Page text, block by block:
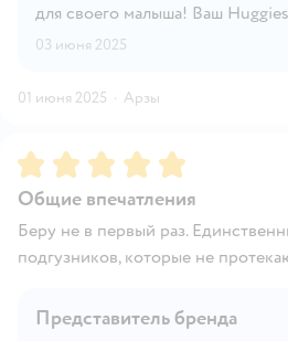
для своего малыша! Ваш Huggies
03 июня 2025
01 июня 2025 · Арзы
Рейтинг:5
Общие впечатления
Беру не в первый раз.
подгузников, которые не
Представитель бренда